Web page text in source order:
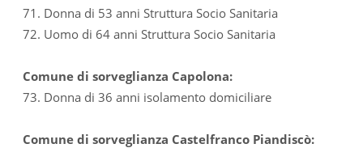
71. Donna di 53 anni Struttura Socio Sanitaria
72. Uomo di 64 anni Struttura Socio Sanitaria
Comune di sorveglianza Capolona:
73. Donna di 36 anni isolamento domiciliare
Comune di sorveglianza Castelfranco Piandiscò: